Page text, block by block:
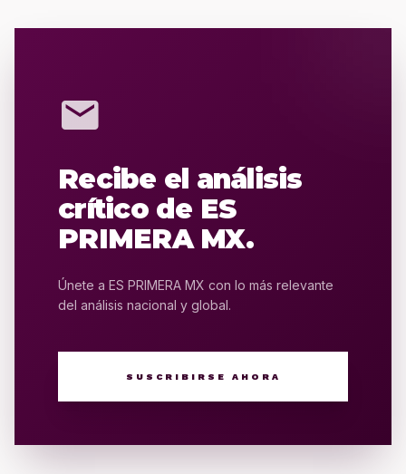
mail
Recibe el análisis
crítico de ES
PRIMERA MX.
Únete a ES PRIMERA MX con lo más relevante
del análisis nacional y global.
SUSCRIBIRSE AHORA